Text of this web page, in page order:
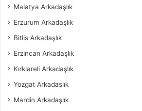
Malatya Arkadaşlık
Erzurum Arkadaşlık
Bitlis Arkadaşlık
Erzincan Arkadaşlık
Kırklareli Arkadaşlık
Yozgat Arkadaşlık
Mardin Arkadaşlık